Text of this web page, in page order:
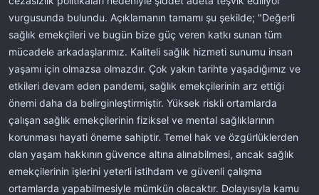
vurgusunda bulundu. Açıklamanın tamamı şu şekilde; "Değerli
sağlık emekçileri ve bugün bize güç veren katkı sunan tüm
mücadele arkadaşlarımız. Kaliteli sağlık hizmeti sunumu insan
yaşamı için olmazsa olmazdır. Çok yakın tarihte yaşadığımız ve
etkileri devam eden pandemi, sağlık emekçilerinin arz ettiği
önemi daha da belirginleştirmiştir. Yüksek riskli ortamlarda
çalışan sağlık emekçilerinin fiziksel ve mental sağlıklarının
korunması hayati öneme sahiptir. Temel hak ve özgürlüklerden
olan yaşam hakkının güvence altına alınabilmesi, ancak sağlık
emekçilerinin işlerini yeterli istihdam ve güvenli çalışma
ortamlarda yapabilmesiyle mümkün olacaktır. Dolayısıyla kamu